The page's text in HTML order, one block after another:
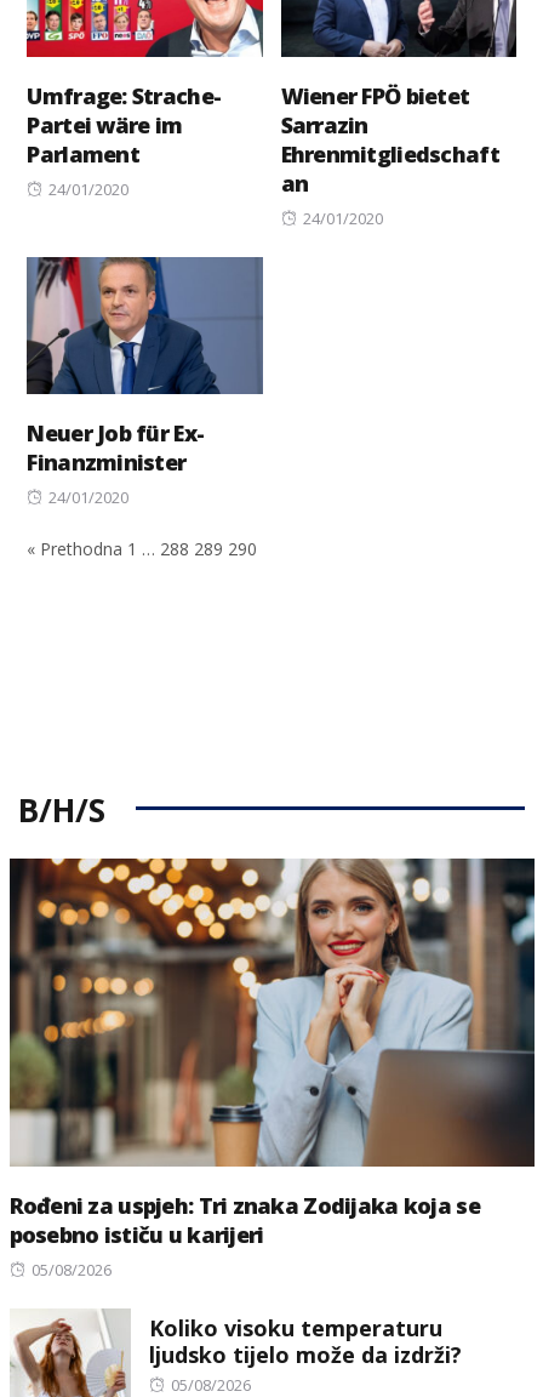
Umfrage: Strache-
Partei wäre im
Parlament
Posted
24/01/2020
Wiener FPÖ bietet
Sarrazin
Ehrenmitgliedschaft
an
Posted
24/01/2020
Neuer Job für Ex-
Finanzminister
Posted
24/01/2020
« Prethodna 1 … 288 289 290
B/H/S
Rođeni za uspjeh: Tri znaka Zodijaka koja se
posebno ističu u karijeri
Posted
05/08/2026
Koliko visoku temperaturu
ljudsko tijelo može da izdrži?
Posted
05/08/2026